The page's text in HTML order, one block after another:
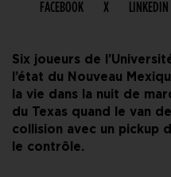
FACEBOOK X LINKEDIN
Six joueurs de
l’état du Nouveau
la vie dans la nuit de
du Texas quand le van
collision avec un pickup
le contrôle.